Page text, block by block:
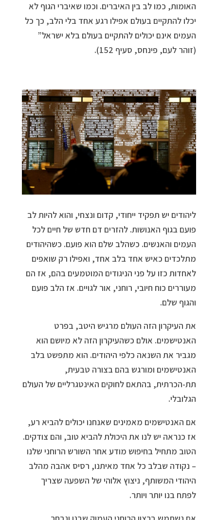
האומות, כמו לב בין האיברים. וכמו שאיברי הגוף לא
יכלו להתקיים בעולם אפילו רגע אחד בלי הלב, כך כל
העמים אינם יכולים להתקיים בעולם בלא ישראל”
(זוהר לעם, פינחס, סעיף 152).
ליהודים יש תפקיד ייחודי, קדום ונצחי, והוא להיות לב
פועם בגוף האנושות. להזרים דם חדש של חיים לכל
העמים והאנשים. כשהלב שלם הוא פועם. כשהיהודים
מתלכדים כאיש אחד בלב אחד, ואפילו רק שואפים
לאחדות כזו על פני הניגודים המוטמעים בהם, אז הם
מעוררים כוח חיובי, רוחני, אור לגויים. אז הלב פועם
והגוף שלם.
את העיקרון הזה העולם מרגיש היטב, בפרט
האנטישמים. אולם כשהעיקרון הזה לא מיושם הוא
מגביר את השנאה כלפי היהודים. הוא מתפשט בלב
האנטישמים ומורגש בהם בצורה טבעית,
תת-הכרתית, בהתאם לחוקים האינטגרליים של העולם
הגלובלי.
אם האנטישמים מאמינים שאנחנו יכולים להביא רע,
אז כנראה יש לנו את היכולת להביא טוב, והם צודקים.
הטוב מתחיל בחיפוש מודע אחר השורש הרוחני שלנו
– נקודה שבלב כל אחד מאיתנו, רסיס אהבה מהלב
היהודי המשותף, ניצוץ אלוהי של השפעה שצריך
לפתח בנו יותר ויותר.